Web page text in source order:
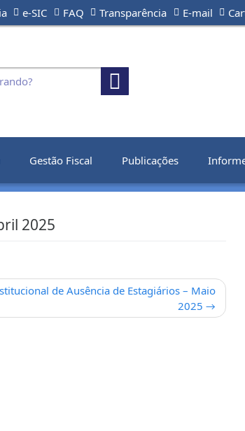
e-SIC FAQ Transparência E-mail
Gestão Fiscal Publicações
2025
de Ausência de Estagiários – Maio
2025